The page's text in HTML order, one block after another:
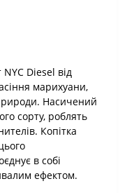
Diesel від
марихуани,
Насичений
сорту, роблять
Копітка
в собі
ефектом.